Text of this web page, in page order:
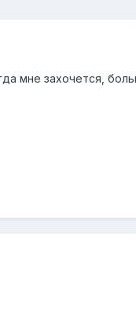
мне захочется,